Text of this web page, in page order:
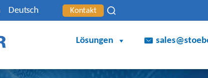
Deutsch Kontakt
Lösungen